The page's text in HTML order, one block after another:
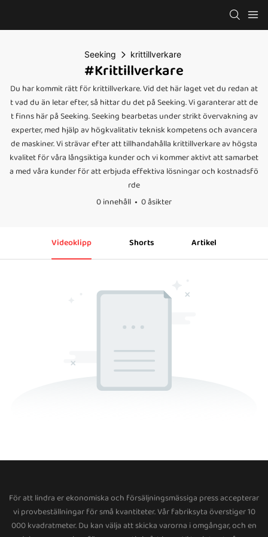
Seeking krittillverkare
#krittillverkare
Du har kommit rätt för krittillverkare. Vid det här laget vet du redan at
t vad du än letar efter, så hittar du det på Seeking. Vi garanterar att de
t finns här på Seeking. Seeking bearbetas under strikt övervakning av
experter, med hjälp av högkvalitativ teknisk kompetens och avancera
de maskiner. Vi strävar efter att tillhandahålla krittillverkare av högsta
kvalitet för våra långsiktiga kunder och vi kommer aktivt att samarbet
a med våra kunder för att erbjuda effektiva lösningar och kostnadsfö
rde
0 innehåll
0 åsikter
Videoklipp Shorts Artikel
För att lindra er ekonomiska och försäljningsmässiga press accepterar
vi provbeställningar för små kvantiteter. Vår fabriksyta överstiger 10
000 kvadratmeter. Du kan välja att skicka varorna i omgångar, och en